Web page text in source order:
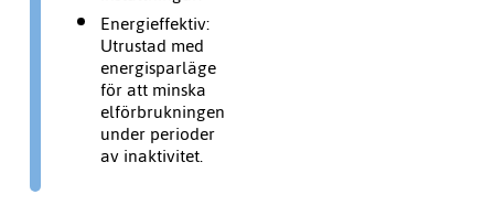
Energieffektiv:
Utrustad med
energisparläge
för att minska
elförbrukningen
under perioder
av inaktivitet.